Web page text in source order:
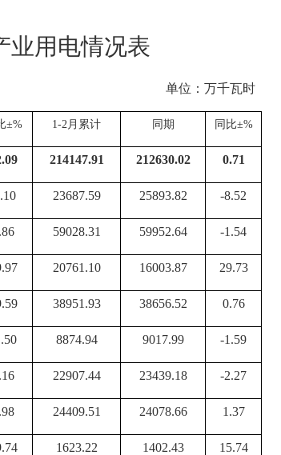
业用电情况表
单位：万千瓦时
±% 1-2月累计 同期 同比±%
214147.91 212630.02 0.71
23687.59 25893.82 -8.52
59028.31 59952.64 -1.54
20761.10 16003.87 29.73
38951.93 38656.52 0.76
8874.94 9017.99 -1.59
22907.44 23439.18 -2.27
24409.51 24078.66 1.37
1623.22 1402.43 15.74